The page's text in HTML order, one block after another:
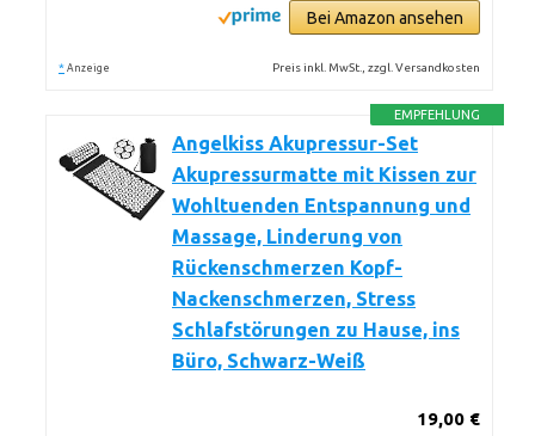
Bei Amazon ansehen
* Anzeige Preis inkl. MwSt., zzgl. Versandkosten
EMPFEHLUNG
Angelkiss Akupressur-Set
Akupressurmatte mit Kissen zur
Wohltuenden Entspannung und
Massage, Linderung von
Rückenschmerzen Kopf-
Nackenschmerzen, Stress
Schlafstörungen zu Hause, ins
Büro, Schwarz-Weiß
19,00 €